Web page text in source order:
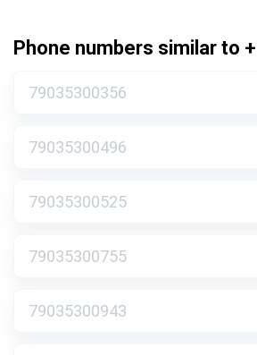
Phone numbers similar to
79035300356
79035300496
79035300525
79035300755
79035300943